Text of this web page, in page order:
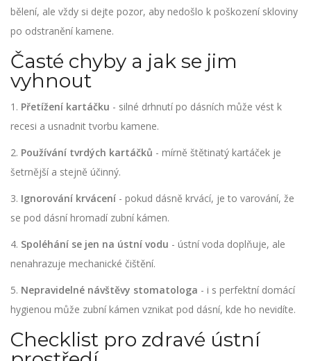
bělení, ale vždy si dejte pozor, aby nedošlo k poškození skloviny
po odstranění kamene.
Časté chyby a jak se jim
vyhnout
1. Přetížení kartáčku - silné drhnutí po dásních může vést k
recesi a usnadnit tvorbu kamene.
2. Používání tvrdých kartáčků - mírně štětinatý kartáček je
šetrnější a stejně účinný.
3. Ignorování krvácení - pokud dásně krvácí, je to varování, že
se pod dásní hromadí zubní kámen.
4. Spoléhání se jen na ústní vodu - ústní voda doplňuje, ale
nenahrazuje mechanické čištění.
5. Nepravidelné návštěvy stomatologa - i s perfektní domácí
hygienou může zubní kámen vznikat pod dásní, kde ho nevidíte.
Checklist pro zdravé ústní